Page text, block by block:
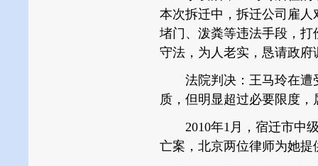
本次拆迁中，拆迁公司雇
堵门、泼粪等违法手段，
守法，为人老实，恳请政
法院判决：王马玲在遭
质，但明显超过必要限度
2010年1月，宿迁市中级
亡案，北京两位律师为她提